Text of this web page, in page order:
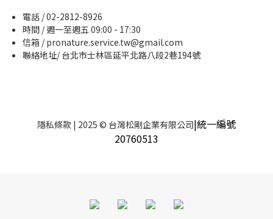
電話 / 02-2812-8926
時間 / 週一至週五 09:00 - 17:30
信箱 / pronature.service.tw@gmail.com
聯絡地址/ 台北市士林區延平北路八段2巷194號
隱私條款 | 2025 © 台灣松剛企業有限公司|統一編號
20760513